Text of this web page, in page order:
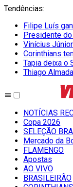
Tendências:
Filipe Luís
Presidente do
Vinícius
Corinthians
Tapia deixa o
Thiago
NOTÍCIAS
Copa 2026
SELEÇÃO
Mercado da
FLAMENGO
Apostas
AO VIVO
BRASILEIRÃO